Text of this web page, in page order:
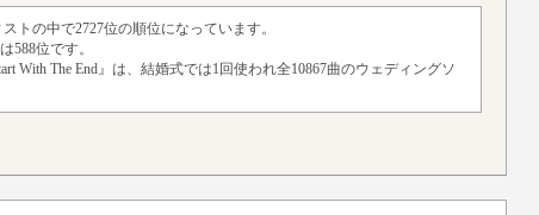
トの中で2727位の順位になっています。
588位です。
With The End』は、結婚式では1回使われ全10867曲のウェディングソ